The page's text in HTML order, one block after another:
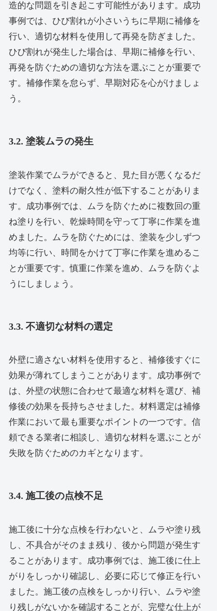
造的な問題を引き起こす可能性があります。成功
事例では、ひび割れが小さいうちに早期に補修を
行い、適切な材料を使用して再発を防ぎました。
ひび割れが発生した場合は、早期に補修を行い、
再発を防ぐための適切な方法を選ぶことが重要で
す。補修作業を怠らず、早期対応を心がけましょ
う。
3.2. 塗装ムラの発生
塗装作業でムラができると、見た目が悪くなるだ
けでなく、塗料の耐久性が低下することがありま
す。成功事例では、ムラを防ぐために複数回の重
ね塗りを行い、乾燥時間を守って丁寧に作業を進
めました。ムラを防ぐためには、塗装を少しずつ
均等に行い、時間をかけて丁寧に作業を進めるこ
とが重要です。慎重に作業を進め、ムラを防ぐよ
うにしましょう。
3.3. 不適切な材料の選定
外壁に適さない材料を使用すると、補修後すぐに
効果が薄れてしまうことがあります。成功事例で
は、外壁の状態に合わせて最適な材料を選び、補
修後の効果を長持ちさせました。材料選定は補修
作業において最も重要なポイントの一つです。信
頼できる業者に相談し、適切な材料を選ぶことが
失敗を防ぐためのカギとなります。
3.4. 施工後の点検不足
施工後に十分な点検を行わないと、ムラや塗り残
し、不具合がそのまま残り、後から問題が発生す
ることがあります。成功事例では、施工後に仕上
がりをしっかり確認し、必要に応じて修正を行い
ました。施工後の点検をしっかり行い、ムラや塗
り残しがないかを確認することが、完璧な仕上が